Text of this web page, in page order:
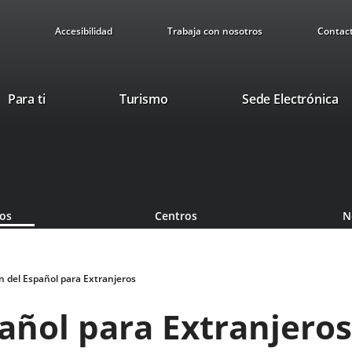
Accesibilidad Trabaja con nosotros
Para ti TurismoEste
nueva.
Sede Electrónica
Centros
del Español para Extranjeros
para Extranjeros